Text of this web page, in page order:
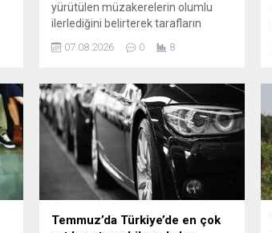
yürütülen müzakerelerin olumlu
ilerlediğini belirterek tarafların
yakında bir anlaşmaya
varabileceğini söyledi.
07.08.2026 0 8
Temmuz’da Türkiye’de en çok